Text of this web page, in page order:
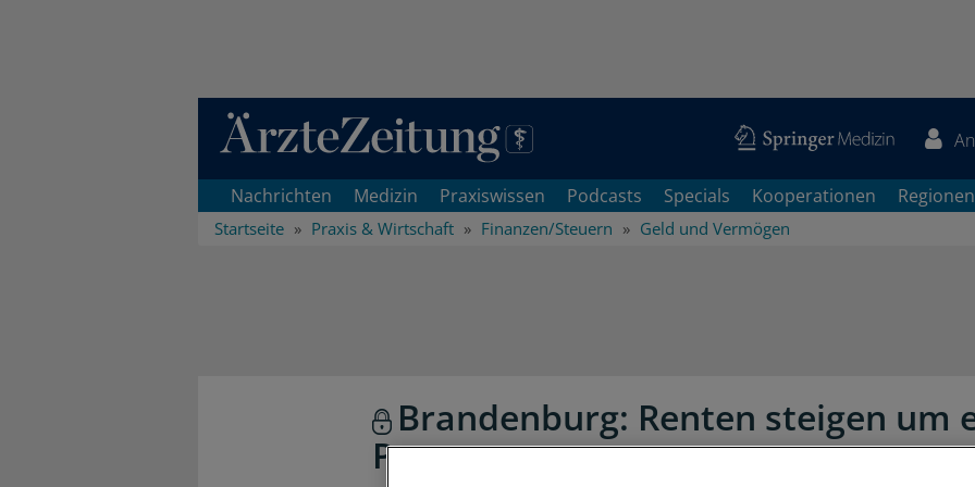
Direkt zum Inhaltsbereich
Nachrichten Medizin Praxiswissen Podcasts Specials Kooperationen Regionen
Startseite Praxis & Wirtschaft Finanzen/Steuern Geld und Vermögen
Brandenburg: Renten steigen um
Prozent